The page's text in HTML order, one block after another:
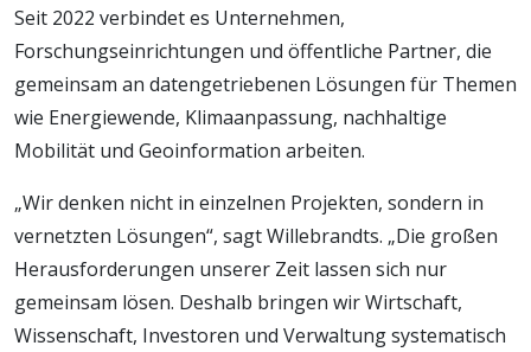
Seit 2022 verbindet es Unternehmen,
Forschungseinrichtungen und öffentliche Partner, die
gemeinsam an datengetriebenen Lösungen für Themen
wie Energiewende, Klimaanpassung, nachhaltige
Mobilität und Geoinformation arbeiten.
„Wir denken nicht in einzelnen Projekten, sondern in
vernetzten Lösungen“, sagt Willebrandts. „Die großen
Herausforderungen unserer Zeit lassen sich nur
gemeinsam lösen. Deshalb bringen wir Wirtschaft,
Wissenschaft, Investoren und Verwaltung systematisch